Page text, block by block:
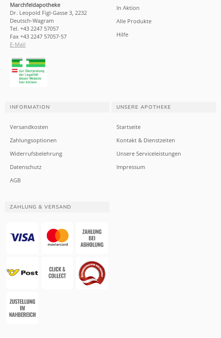
Marchfeldapotheke
Dr. Leopold Figl-Gasse 3, 2232
Deutsch-Wagram
Tel. +43 2247 57057
Fax +43 2247 57057-57
E-Mail
In Aktion
Alle Produkte
Hilfe
INFORMATION
Versandkosten
Zahlungsoptionen
Widerrufsbelehrung
Datenschutz
AGB
UNSERE APOTHEKE
Startseite
Kontakt & Dienstzeiten
Unsere Serviceleistungen
Impressum
ZAHLUNG & VERSAND